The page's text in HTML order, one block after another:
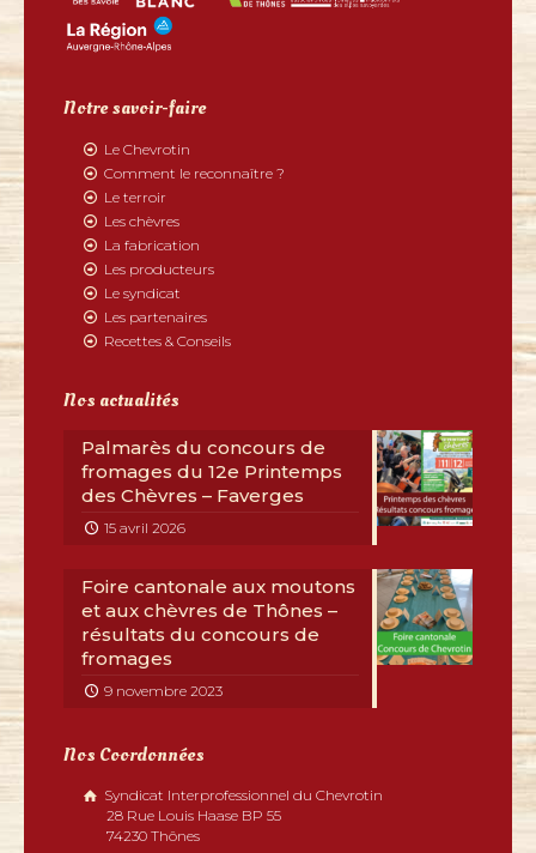
Notre savoir-faire
Le Chevrotin
Comment le reconnaître ?
Le terroir
Les chèvres
La fabrication
Les producteurs
Le syndicat
Les partenaires
Recettes & Conseils
Nos actualités
Palmarès du concours de
fromages du 12e Printemps
des Chèvres – Faverges
15 avril 2026
Foire cantonale aux moutons
et aux chèvres de Thônes –
résultats du concours de
fromages
9 novembre 2023
Nos Coordonnées
Syndicat Interprofessionnel du Chevrotin
28 Rue Louis Haase BP 55
74230 Thônes